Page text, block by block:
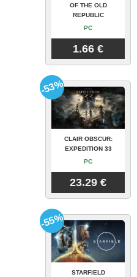
OF THE OLD
REPUBLIC
PC
1.66 €
CLAIR OBSCUR:
EXPEDITION 33
PC
23.29 €
-53%
STARFIELD
-55%